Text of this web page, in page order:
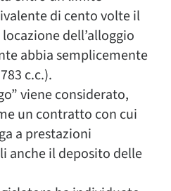
di cento volte il
dell’alloggio
abbia semplicemente
c.c.).
viene considerato,
un contratto con cui
a prestazioni
anche il deposito delle